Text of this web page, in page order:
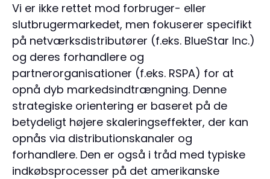
Vi er ikke rettet mod forbruger- eller
slutbrugermarkedet, men fokuserer specifikt
på netværksdistributører (f.eks. BlueStar Inc.)
og deres forhandlere og
partnerorganisationer (f.eks. RSPA) for at
opnå dyb markedsindtrængning. Denne
strategiske orientering er baseret på de
betydeligt højere skaleringseffekter, der kan
opnås via distributionskanaler og
forhandlere. Den er også i tråd med typiske
indkøbsprocesser på det amerikanske